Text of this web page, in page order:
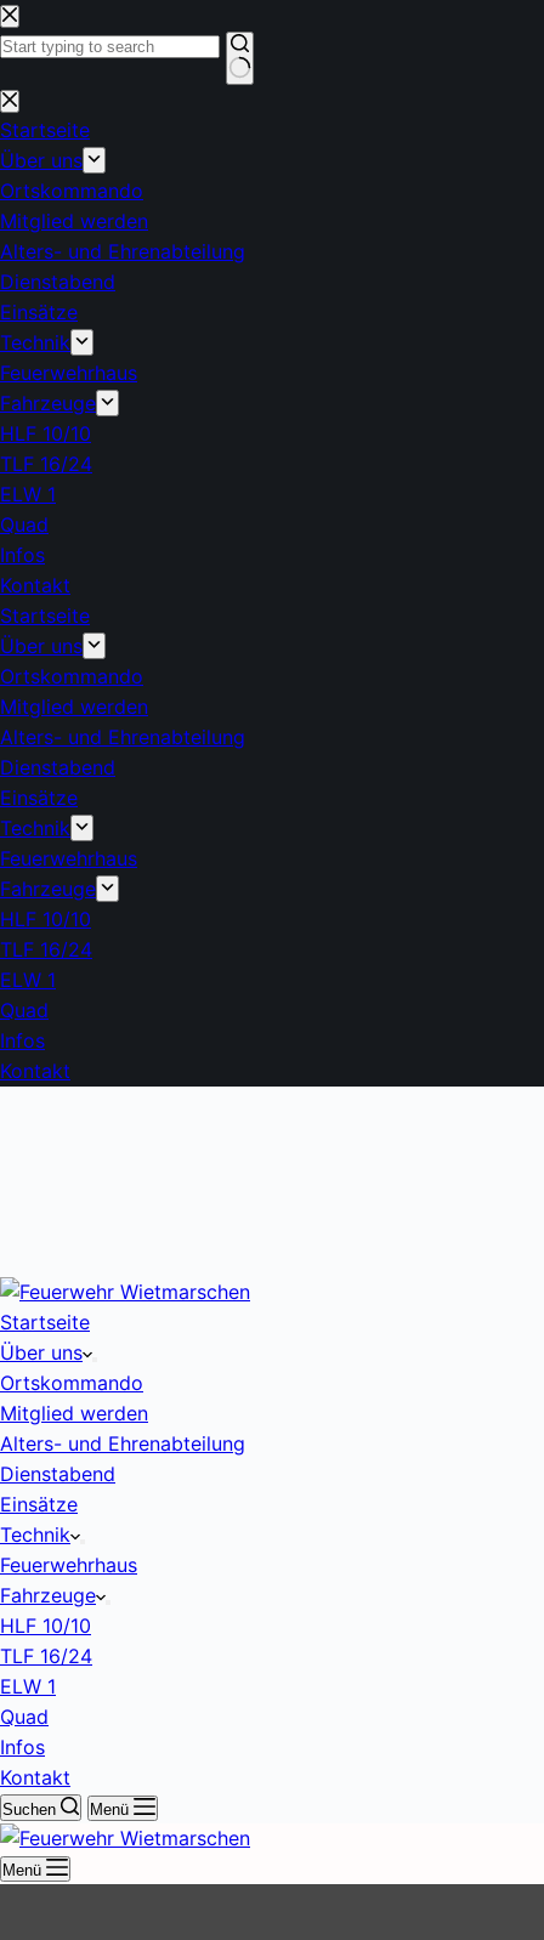
Zum
Inhalt
Keine
Ergebnisse
Startseite
Über uns
Ortskommando
Mitglied werden
Alters- und Ehrenabteilung
Dienstabend
Einsätze
Technik
Feuerwehrhaus
Fahrzeuge
HLF 10/10
TLF 16/24
ELW 1
Quad
Infos
Kontakt
Startseite
Über uns
Ortskommando
Mitglied werden
Alters- und Ehrenabteilung
Dienstabend
Einsätze
Technik
Feuerwehrhaus
Fahrzeuge
HLF 10/10
TLF 16/24
ELW 1
Quad
Infos
Kontakt
Startseite
Über uns
Ortskommando
Mitglied werden
Alters- und Ehrenabteilung
Dienstabend
Einsätze
Technik
Feuerwehrhaus
Fahrzeuge
HLF 10/10
TLF 16/24
ELW 1
Quad
Infos
Kontakt
Suchen Menü
Menü